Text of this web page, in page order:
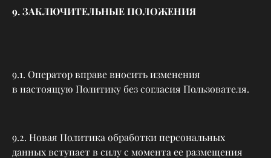
9. ЗАКЛЮЧИТЕЛЬНЫЕ ПОЛОЖЕНИЯ
9.1. Оператор вправе вносить изменения
в настоящую Политику без согласия Пользователя.
9.2. Новая Политика обработки персональных
данных вступает в силу с момента ее размещения